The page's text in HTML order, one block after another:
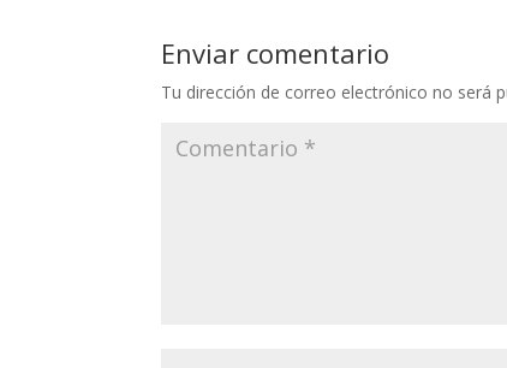
Enviar comentario
Tu dirección de correo electrónico no será